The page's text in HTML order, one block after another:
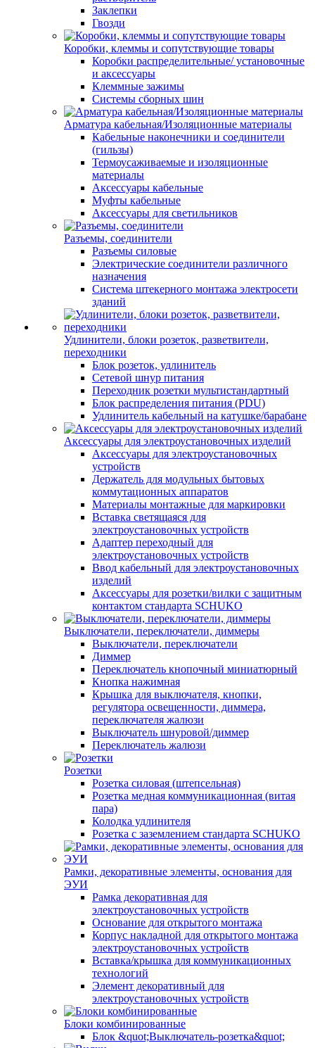
Заклепки
Гвозди
Коробки, клеммы и сопутствующие товары
Коробки распределительные/ установочные
и аксессуары
Клеммные зажимы
Системы сборных шин
Арматура кабельная/Изоляционные материалы
Кабельные наконечники и соединители
(гильзы)
Термоусаживаемые и изоляционные
материалы
Аксессуары кабельные
Муфты кабельные
Аксессуары для светильников
Разъемы, соединители
Разъемы силовые
Электрические соединители различного
назначения
Система штекерного монтажа электросети
зданий
Удлинители, блоки розеток, разветвители,
переходники
Блок розеток, удлинитель
Сетевой шнур питания
Переходник розетки мультистандартный
Блок распределения питания (PDU)
Удлинитель кабельный на катушке/барабане
Аксессуары для электроустановочных изделий
Аксессуары для электроустановочных
устройств
Держатель для модульных бытовых
коммутационных аппаратов
Материалы монтажные для маркировки
Вставка светящаяся для
электроустановочных устройств
Адаптер переходный для
электроустановочных устройств
Ввод кабельный для электроустановочных
изделий
Аксессуары для розетки/вилки с защитным
контактом стандарта SCHUKO
Выключатели, переключатели, диммеры
Выключатели, переключатели
Диммер
Переключатель кнопочный миниатюрный
Кнопка нажимная
Крышка для выключателя, кнопки,
регулятора освещенности, диммера,
переключателя жалюзи
Выключатель шнуровой/диммер
Переключатель жалюзи
Розетки
Розетка силовая (штепсельная)
Розетка медная коммуникационная (витая
пара)
Колодка удлинителя
Розетка с заземлением стандарта SCHUKO
Рамки, декоративные элементы, основания для
ЭУИ
Рамка декоративная для
электроустановочных устройств
Основание для открытого монтажа
Корпус накладной для открытого монтажа
электроустановочных устройств
Вставка/крышка для коммуникационных
технологий
Элемент декоративный для
электроустановочных устройств
Блоки комбинированные
Блок &quot;Выключатель-розетка&quot;